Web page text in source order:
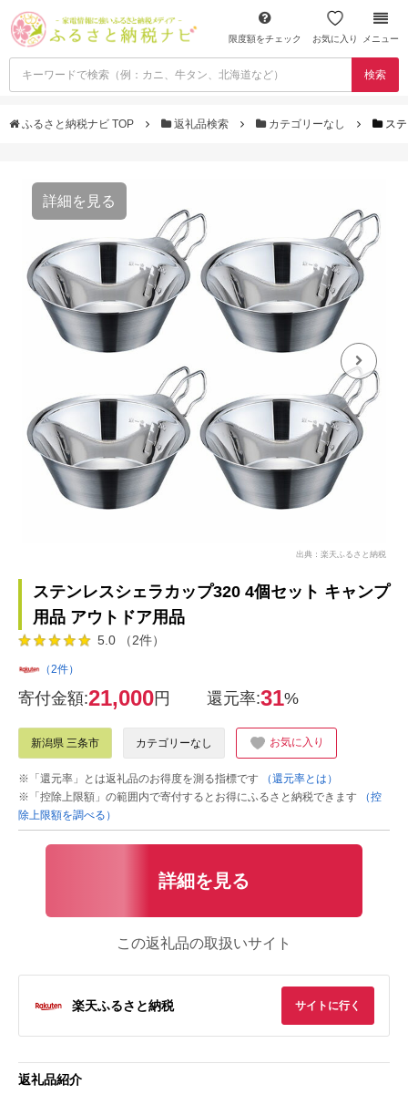
限度額をチェック お気に入り メニュー
検索
ふるさと納税ナビ TOP 返礼品検索 カテゴリーなし ス
詳細を見る
出典：楽天ふるさと納税
ステンレスシェラカップ320 4個セット キャンプ
用品 アウトドア用品
5.0 （2件）
（2件）
寄付金額:21,000円 還元率:31%
新潟県 三条市 カテゴリーなし お気に入り
※「還元率」とは返礼品のお得度を測る指標です
（還元率とは）
※「控除上限額」の範囲内で寄付するとお得にふるさと納税できます
（控
除上限額を調べる）
詳細を見る
この返礼品の取扱いサイト
楽天ふるさと納税 サイトに行く
返礼品紹介